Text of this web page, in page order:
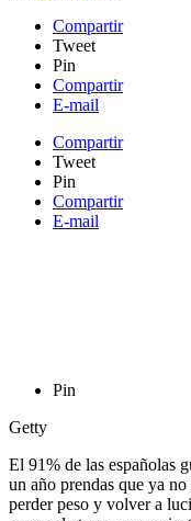
Compartir
Tweet
Pin
Compartir
E-mail
Compartir
Tweet
Pin
Compartir
E-mail
Pin
Getty
El 91% de las españolas
un año prendas que ya
perder peso y volver a